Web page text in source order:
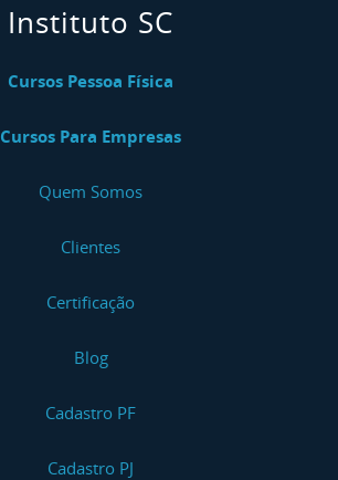
Instituto SC
Cursos Pessoa Física
Cursos Para Empresas
Quem Somos
Clientes
Certificação
Blog
Cadastro PF
Cadastro PJ